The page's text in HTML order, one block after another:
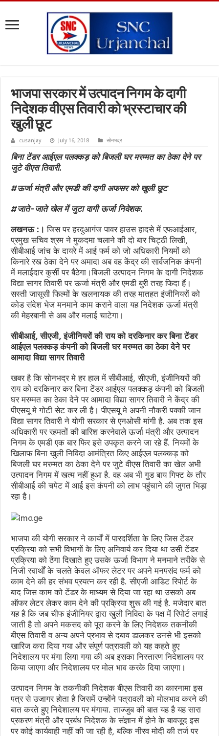
भाजपा सरकार में उत्पादन निगम के दागी
निदेशक वीएस तिवारी को भ्रस्टाचार की
खुली छूट
cusanjay July 16, 2018 सोनभद्र
बिना टेंडर आईएल पलक्कड़ को बिजली घर मरम्मत का ठेका देने पर
जुटे वीएस तिवारी.
#ऊर्जा मंत्री और एमडी की दागी अफसर को खुली छूट
#जाते-जाते खेल में जुटा दागी ऊर्जा निदेशक.
लखनऊ :। जिस पर हरदुआगंज पावर हाउस हादसे में एफआईआर,
प्रमुख सचिव श्रम ने मुकदमा चलाने की दो बार चिट्ठी लिखी,
सीबीआई जांच के दायरे में आई फर्म को जो अधिकारी नियमों को
किनारे रख ठेका देने पर अमादा अब वह केंद्र की सार्वजनिक कंपनी
में मलाईदार कुर्सी पर बैठेगा।बिजली उत्पादन निगम के दागी निदेशक
विद्या सागर तिवारी पर ऊर्जा मंत्री और एमडी बुरी तरह फिदा हैं।
सस्ती जासूसी फिल्मों के खलनायक की तरह मातहत इंजीनियरों को
कोड संदेश भेज मनमाने काम कराने वाला यह निदेशक ऊर्जा मंत्री
की मेहरबानी से अब और मलाई चाटेगा।
सीबीआई, सीएजी, इंजीनियरों की राय को दरकिनार कर बिना टेंडर
आईएल पलक्कड़ कंपनी को बिजली घर मरम्मत का ठेका देने पर
आमादा विद्या सागर तिवारी
खबर है कि सोनभद्र मे हर हाल में सीबीआई, सीएजी, इंजीनियरों की
राय को दरकिनार कर बिना टेंडर आईएल पलक्कड़ कंपनी को बिजली
घर मरम्मत का ठेका देने पर आमादा विद्या सागर तिवारी ने केंद्र की
पीएसयू मे गोटी सेट कर ली है। पीएसयू मे अपनी नौकरी पक्की जान
विद्या सागर तिवारी ने योगी सरकार से एनओसी मांगी है. अब तक इस
अधिकारी पर रहमतों की बारिश करनेवाले ऊर्जा मंत्री और उत्पादन
निगम के एमडी एक बार फिर इसे उपकृत करने जा रहे हैं. नियमों के
खिलाफ बिना खुली निविदा आमंत्रित किए आईएल पलक्कड़ को
बिजली घर मरम्मत का ठेका देने पर जुटे वीएस तिवारी का खेल अभी
उत्पादन निगम में खत्म नहीं हुआ है. वह अब भी गुड बाय गिफ्ट के तौर
सीबीआई की चपेट में आई इस कंपनी को लाभ पहुंचाने की जुगत भिड़ा
रहा है।
भाजपा की योगी सरकार ने कार्यों में पारदर्शिता के लिए जिस टेंडर
प्रक्रिया को सभी विभागों के लिए अनिवार्य कर दिया था उसी टेंडर
प्रक्रिया को ठेंगा दिखाते हुए उसके ऊर्जा विभाग ने मनमाने तरीके से
निजी स्वार्थों के चलते केवल ऑफर लेटर पर अपने मनपसंद फर्म को
काम देने की हर संभव प्रयत्न कर रही है. सीएजी आडिट रिपोर्ट के
बाद जिस काम को टेंडर के माध्यम से दिया जा रहा था उसको अब
ऑफर लेटर लेकर काम देने की प्रक्रिया शुरू की गई है. मजेदार बात
यह है कि जब चीफ इंजीनियर द्वारा खुली निविदा के पक्ष में रिपोर्ट लगाई
जाती है तो अपने मकसद को पूरा करने के लिए निदेशक तकनीकी
बीएस तिवारी व अन्य अपने प्रभाव से दबाव डालकर उनसे भी इसको
खारिज करा दिया गया और संपूर्ण पत्रावली को यह कहते हुए
निदेशालय पर मंगा लिया गया की अब इसका निस्तारण निदेशालय पर
किया जाएगा और निदेशालय पर मोल भाव करके दिया जाएगा।
उत्पादन निगम के तकनीकी निदेशक बीएस तिवारी का कारनामा इस
पत्र से उजागर होता है जिसमें उन्होंने पत्रावली को मोलभाव करने की
बात करते हुए निदेशालय पर मंगाया. ताज्जुब की बात यह है यह सारा
प्रकरण मंत्री और प्रबंध निदेशक के संज्ञान में होने के बावजूद इस
पर कोई कार्यवाही नहीं की जा रही है, बल्कि नीरव मोदी की तर्ज पर